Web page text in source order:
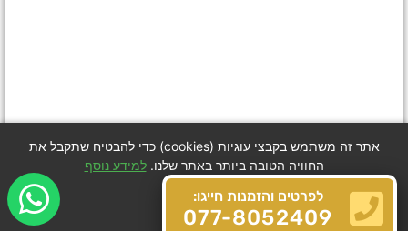
אתר זה משתמש בקבצי עוגיות (cookies) כדי להבטיח שתקבל את
החוויה הטובה ביותר באתר שלנו.למידע נוסף
Got it
לפרטים והזמנות חייגו:
077-8052409